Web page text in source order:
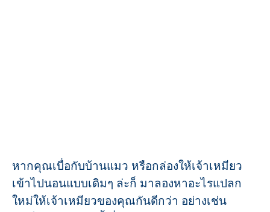
หากคุณเบื่อกับบ้านแมว หรือกล่องให้เจ้าเหมียว
เข้าไปนอนแบบเดิมๆ ล่ะก็ มาลองหาอะไรแปลก
ใหม่ให้เจ้าเหมียวของคุณกันดีกว่า อย่างเช่น